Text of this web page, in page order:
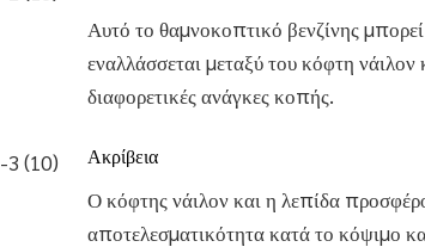
Αυτό το θαμνοκοπτικό βενζίνης
εναλλάσσεται μεταξύ του κόφτη νάιλον
διαφορετικές ανάγκες κοπής.
Ακρίβεια
Ο κόφτης νάιλον και η λεπίδα
αποτελεσματικότητα κατά το κόψιμο